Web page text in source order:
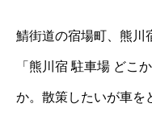
鯖街道の宿場町、熊川
「熊川宿 駐車場 どこ
か。散策したいが車を